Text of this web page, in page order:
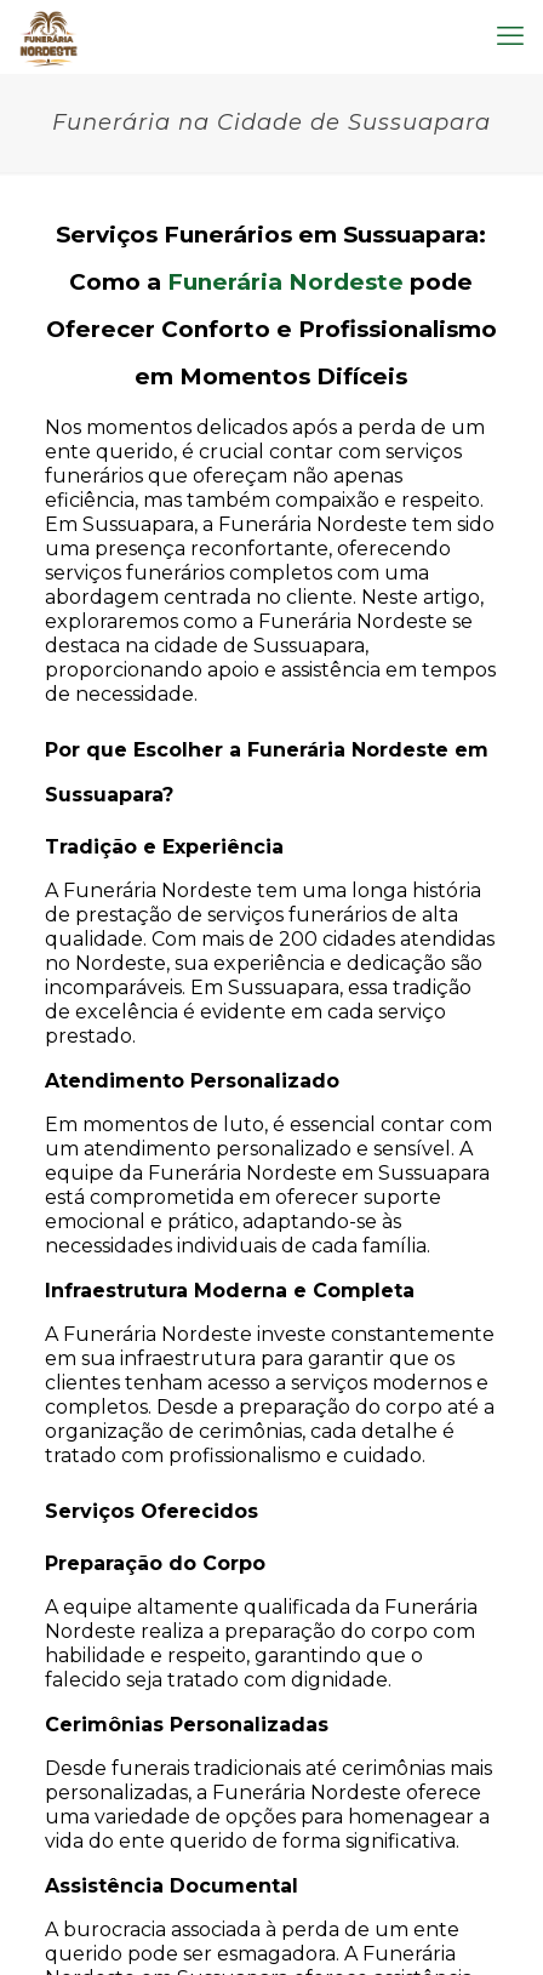
Funerária na Cidade de Sussuapara
Serviços Funerários em Sussuapara:
Como a Funerária Nordeste pode
Oferecer Conforto e Profissionalismo
em Momentos Difíceis
Nos momentos delicados após a perda de um
ente querido, é crucial contar com serviços
funerários que ofereçam não apenas
eficiência, mas também compaixão e respeito.
Em Sussuapara, a Funerária Nordeste tem sido
uma presença reconfortante, oferecendo
serviços funerários completos com uma
abordagem centrada no cliente. Neste artigo,
exploraremos como a Funerária Nordeste se
destaca na cidade de Sussuapara,
proporcionando apoio e assistência em tempos
de necessidade.
Por que Escolher a Funerária Nordeste em
Sussuapara?
Tradição e Experiência
A Funerária Nordeste tem uma longa história
de prestação de serviços funerários de alta
qualidade. Com mais de 200 cidades atendidas
no Nordeste, sua experiência e dedicação são
incomparáveis. Em Sussuapara, essa tradição
de excelência é evidente em cada serviço
prestado.
Atendimento Personalizado
Em momentos de luto, é essencial contar com
um atendimento personalizado e sensível. A
equipe da Funerária Nordeste em Sussuapara
está comprometida em oferecer suporte
emocional e prático, adaptando-se às
necessidades individuais de cada família.
Infraestrutura Moderna e Completa
A Funerária Nordeste investe constantemente
em sua infraestrutura para garantir que os
clientes tenham acesso a serviços modernos e
completos. Desde a preparação do corpo até a
organização de cerimônias, cada detalhe é
tratado com profissionalismo e cuidado.
Serviços Oferecidos
Preparação do Corpo
A equipe altamente qualificada da Funerária
Nordeste realiza a preparação do corpo com
habilidade e respeito, garantindo que o
falecido seja tratado com dignidade.
Cerimônias Personalizadas
Desde funerais tradicionais até cerimônias mais
personalizadas, a Funerária Nordeste oferece
uma variedade de opções para homenagear a
vida do ente querido de forma significativa.
Assistência Documental
A burocracia associada à perda de um ente
querido pode ser esmagadora. A Funerária